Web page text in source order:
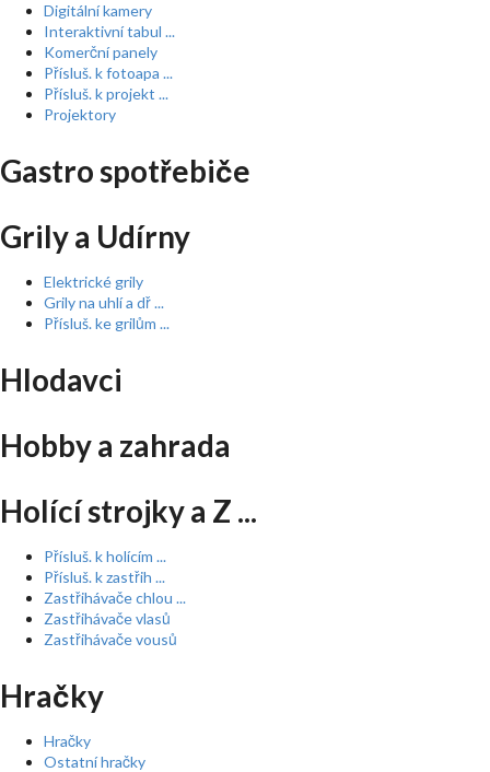
Digitální kamery
Interaktivní tabul ...
Komerční panely
Přísluš. k fotoapa ...
Přísluš. k projekt ...
Projektory
Gastro spotřebiče
Grily a Udírny
Elektrické grily
Grily na uhlí a dř ...
Přísluš. ke grilům ...
Hlodavci
Hobby a zahrada
Holící strojky a Z ...
Přísluš. k holícím ...
Přísluš. k zastřih ...
Zastřihávače chlou ...
Zastřihávače vlasů
Zastřihávače vousů
Hračky
Hračky
Ostatní hračky